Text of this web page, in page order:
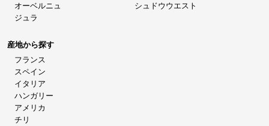
オーベルニュ
シュドウウエスト
ジュラ
産地から探す
フランス
スペイン
イタリア
ハンガリー
アメリカ
チリ